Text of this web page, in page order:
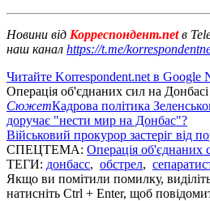
Новини від Корреспондент.netв
наш канал https://t.me/
Читайте Korrespondent.net в Google
Операція об'єднаних сил на Донбасі
СюжетКадрова політика
доручає "нести мир на Донбас"?
Військовий прокурор застеріг від
СПЕЦТЕМА: Операція об'єднаних
ТЕГИ: донбасс, обстрел,
Якщо ви помітили помилку,
натисніть Ctrl + Enter, щоб